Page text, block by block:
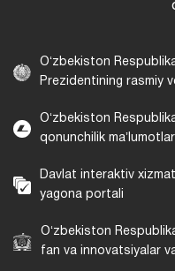
Oʻzbekiston
Prezidentining rasmiy
Oʻzbekiston
qonunchilik
Davlat interaktiv
yagona portali
Oʻzbekiston
fan va innovatsiyalar